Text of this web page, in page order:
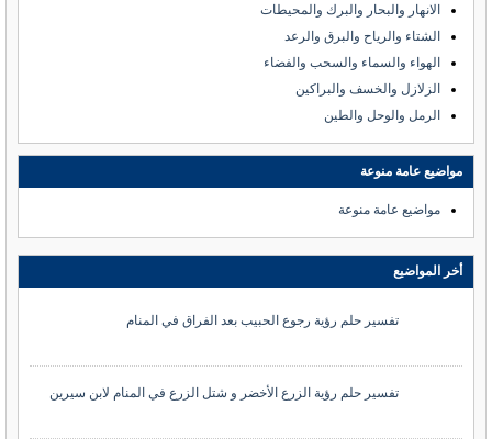
الانهار والبحار والبرك والمحيطات
الشتاء والرياح والبرق والرعد
الهواء والسماء والسحب والفضاء
الزلازل والخسف والبراكين
الرمل والوحل والطين
مواضيع عامة منوعة
مواضيع عامة منوعة
أخر المواضيع
تفسير حلم رؤية رجوع الحبيب بعد الفراق في المنام
تفسير حلم رؤية الزرع الأخضر و شتل الزرع في المنام لابن سيرين